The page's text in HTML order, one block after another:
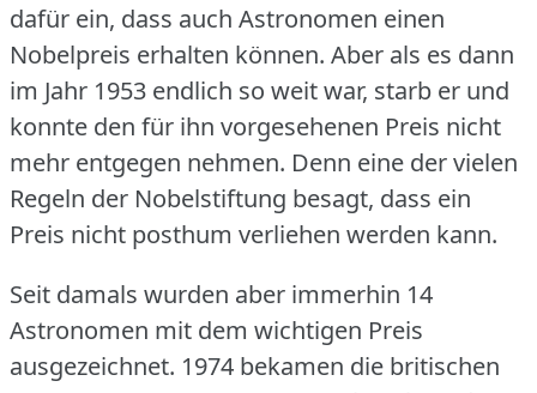
dafür ein, dass auch Astronomen einen
Nobelpreis erhalten können. Aber als es dann
im Jahr 1953 endlich so weit war, starb er und
konnte den für ihn vorgesehenen Preis nicht
mehr entgegen nehmen. Denn eine der vielen
Regeln der Nobelstiftung besagt, dass ein
Preis nicht posthum verliehen werden kann.
Seit damals wurden aber immerhin 14
Astronomen mit dem wichtigen Preis
ausgezeichnet. 1974 bekamen die britischen